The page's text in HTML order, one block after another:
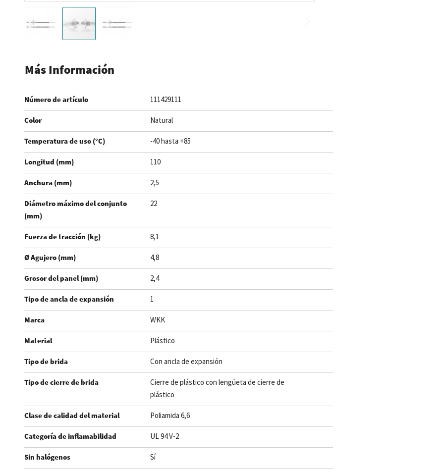
comienzo
la
galería
de
imágenes
Más Información
Número de artículo 111429111
Color Natural
Temperatura de uso (°C) -40 hasta +85
Longitud (mm) 110
Anchura (mm) 2,5
Diámetro máximo del conjunto
(mm)
22
Fuerza de tracción (kg) 8,1
Ø Agujero (mm) 4,8
Grosor del panel (mm) 2,4
Tipo de ancla de expansión 1
Marca WKK
Material Plástico
Tipo de brida Con ancla de expansión
Tipo de cierre de brida
Cierre de plástico con lengüeta de cierre de
plástico
Clase de calidad del material Poliamida 6,6
Categoría de inflamabilidad UL 94 V-2
Sin halógenos Sí